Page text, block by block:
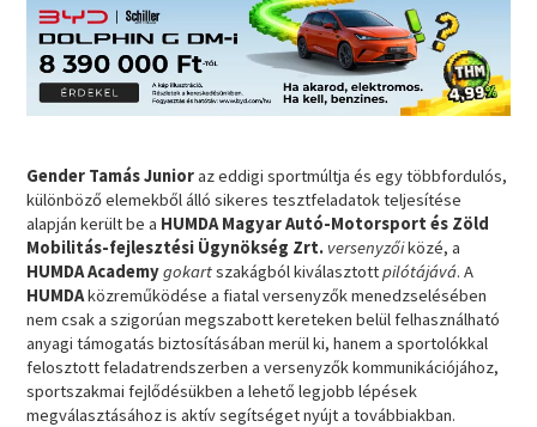
Gender Tamás Junioraz eddigi sportmúltja és egy többfordulós,
különböző elemekből álló sikeres tesztfeladatok teljesítése
alapján került be a HUMDA Magyar Autó-Motorsport és Zöld
Mobilitás-fejlesztési Ügynökség Zrt. versenyzőiközé, a
HUMDA Academygokartszakágból kiválasztottpilótájává. A
HUMDAközreműködése a fiatal versenyzők menedzselésében
nem csak a szigorúan megszabott kereteken belül felhasználható
anyagi támogatás biztosításában merül ki, hanem a sportolókkal
felosztott feladatrendszerben a versenyzők kommunikációjához,
sportszakmai fejlődésükben a lehető legjobb lépések
megválasztásához is aktív segítséget nyújt a továbbiakban.